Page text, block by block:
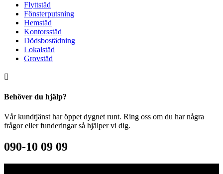
Flyttstäd
Fönsterputsning
Hemstäd
Kontorsstäd
Dödsbostädning
Lokalstäd
Grovstäd
Behöver du hjälp?
Vår kundtjänst har öppet dygnet runt. Ring oss om du har några
frågor eller funderingar så hjälper vi dig.
090-10 09 09